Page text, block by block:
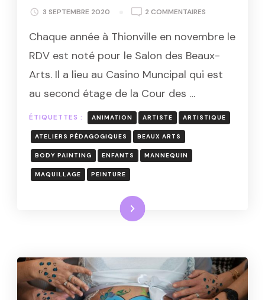
3 SEPTEMBRE 2020 2 COMMENTAIRES
PÉDAGOGIQUES
BODY
PAINTING
DES
BEAUX
Chaque année à Thionville en novembre le
RDV est noté pour le Salon des Beaux-
Arts. Il a lieu au Casino Muncipal qui est
au second étage de la Cour des …
ÉTIQUETTES : ANIMATION ARTISTE ARTISTIQUE
ATELIERS PÉDAGOGIQUES BEAUX ARTS
BODY PAINTING ENFANTS MANNEQUIN
MAQUILLAGE PEINTURE
Lire la suite